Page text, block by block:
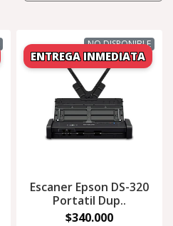
NO DISPONIBLE
Escaner Epson DS-320
Portatil Dup..
$340.000